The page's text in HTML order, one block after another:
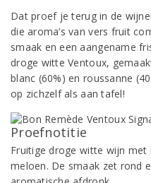
Dat proef je terug in de
die aroma’s van vers fruit
smaak en een aangename
droge witte Ventoux,
blanc (60%) en roussanne
op zichzelf als aan tafel!
Proefnotitie
Fruitige droge witte wijn met
meloen. De smaak zet rond